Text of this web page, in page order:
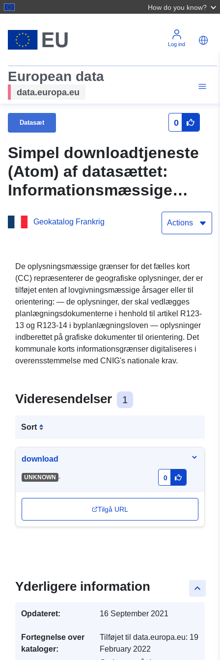
How do you know?
Log ind
European data
data.europa.eu
Datasæt 0
Simpel downloadtjeneste
(Atom) af datasættet:
Informationsmæssige
kommunale kort over
Geokatalog Frankrig Actions
De oplysningsmæssige grænser for det fælles kort
(CC) repræsenterer de geografiske oplysninger, der er
tilføjet enten af lovgivningsmæssige årsager eller til
orientering: — de oplysninger, der skal vedlægges
planlægningsdokumenterne i henhold til artikel R123-
13 og R123-14 i byplanlægningsloven — oplysninger
indberettet på grafiske dokumenter til orientering. Det
kommunale korts informationsgrænser digitaliseres i
overensstemmelse med CNIG's nationale krav.
Videresendelser 1
Sort
download
UNKNOWN - 0
Tilgå URL
keyboard_arrow_up
Yderligere information
Opdateret: 16 September 2021
Fortegnelse over
kataloger:
Tilføjet til data.europa.eu: 19
February 2022